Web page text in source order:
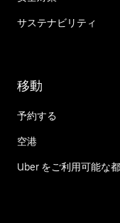
サステナビリティ
移動
予約する
空港
Uber をご利用可能な